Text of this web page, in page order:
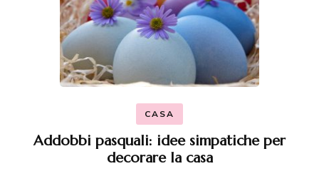
CASA
Addobbi pasquali: idee simpatiche per
decorare la casa